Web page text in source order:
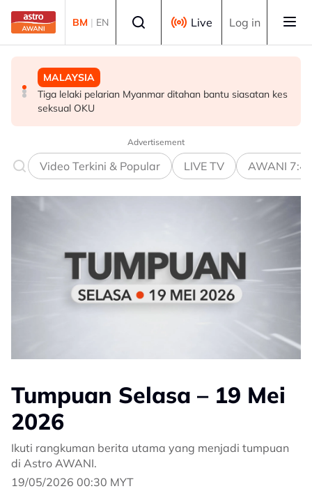
Skip to main content
BM | EN Live Log in
POLITIK
PRN Melaka: PN sedia runding dengan BN - Ahmad
Samsuri
MALAYSIA
Tiga lelaki pelarian Myanmar ditahan bantu siasatan kes
seksual OKU
POLITIK
PRU16: PH perlu bersedia jadi pembangkang, berisiko
hilang 28 kerusi - Penganalisis
Advertisement
Video Terkini & Popular LIVE TV AWANI
Tumpuan Selasa – 19 Mei
2026
Ikuti rangkuman berita utama yang menjadi tumpuan
di Astro AWANI.
19/05/2026 00:30 MYT